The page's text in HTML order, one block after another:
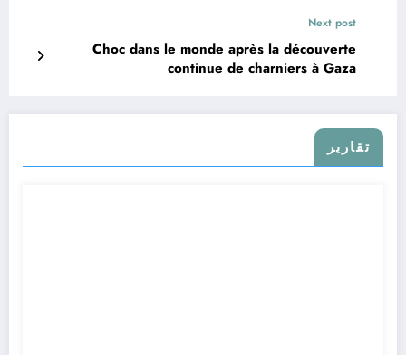
Next post
Choc dans le monde après la découverte
continue de charniers à Gaza
تقارير